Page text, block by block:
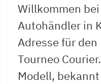
Willkommen
Autohändler in
Adresse für den
Tourneo
Modell,